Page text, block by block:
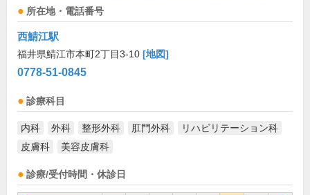
所在地・電話番号
西鯖江駅
福井県鯖江市本町2丁目3-10 [地図]
0778-51-0845
診療科目
内科 外科 整形外科 肛門外科
リハビリテーション科
皮膚科
美容皮膚科
診療/受付時間・休診日